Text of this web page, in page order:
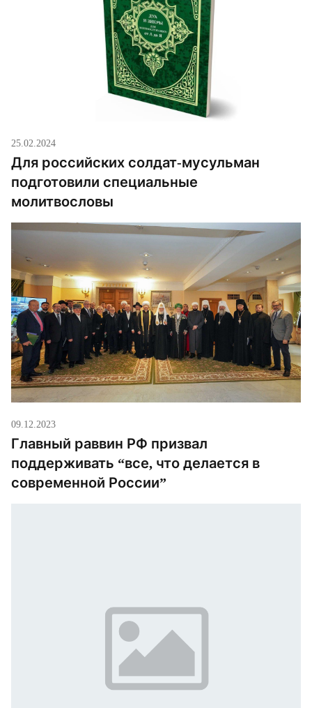
25.02.2024
Для российских солдат-мусульман
подготовили специальные
молитвословы
09.12.2023
Главный раввин РФ призвал
поддерживать “все, что делается в
современной России”